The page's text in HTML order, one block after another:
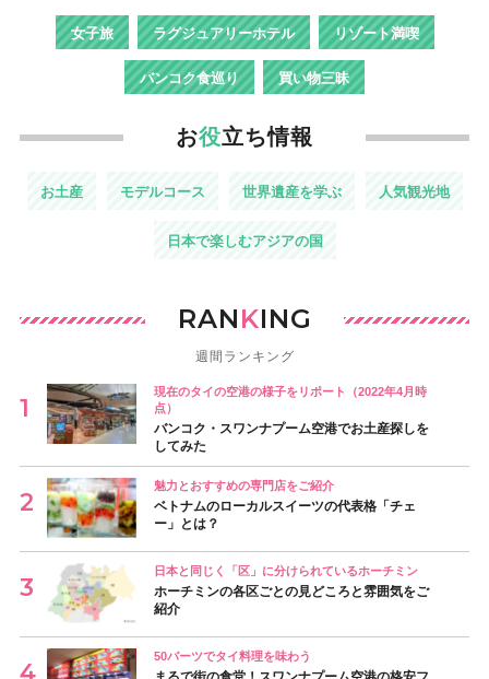
女子旅 ラグジュアリーホテル リゾート満喫
バンコク食巡り 買い物三昧
お役立ち情報
お土産 モデルコース 世界遺産を学ぶ 人気観光地
日本で楽しむアジアの国
RANKING
週間ランキング
現在のタイの空港の様子をリポート（2022年4月時
点）
バンコク・スワンナプーム空港でお土産探しを
してみた
魅力とおすすめの専門店をご紹介
ベトナムのローカルスイーツの代表格「チェ
ー」とは？
日本と同じく「区」に分けられているホーチミン
ホーチミンの各区ごとの見どころと雰囲気をご
紹介
50バーツでタイ料理を味わう